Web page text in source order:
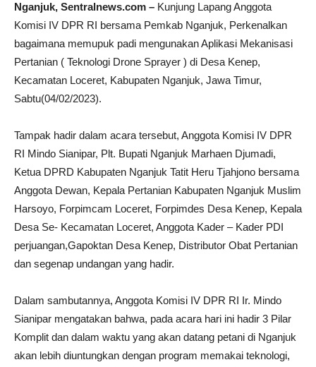
Nganjuk, Sentralnews.com – Kunjung Lapang Anggota
Komisi IV DPR RI bersama Pemkab Nganjuk, Perkenalkan
bagaimana memupuk padi mengunakan Aplikasi Mekanisasi
Pertanian ( Teknologi Drone Sprayer ) di Desa Kenep,
Kecamatan Loceret, Kabupaten Nganjuk, Jawa Timur,
Sabtu(04/02/2023).
Tampak hadir dalam acara tersebut, Anggota Komisi IV DPR
RI Mindo Sianipar, Plt. Bupati Nganjuk Marhaen Djumadi,
Ketua DPRD Kabupaten Nganjuk Tatit Heru Tjahjono bersama
Anggota Dewan, Kepala Pertanian Kabupaten Nganjuk Muslim
Harsoyo, Forpimcam Loceret, Forpimdes Desa Kenep, Kepala
Desa Se- Kecamatan Loceret, Anggota Kader – Kader PDI
perjuangan,Gapoktan Desa Kenep, Distributor Obat Pertanian
dan segenap undangan yang hadir.
Dalam sambutannya, Anggota Komisi IV DPR RI Ir. Mindo
Sianipar mengatakan bahwa, pada acara hari ini hadir 3 Pilar
Komplit dan dalam waktu yang akan datang petani di Nganjuk
akan lebih diuntungkan dengan program memakai teknologi,